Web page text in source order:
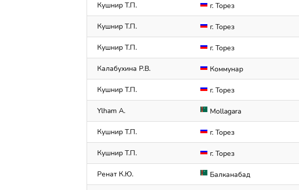
Кушнир Т.П. г. Торез
Кушнир Т.П. г. Торез
Кушнир Т.П. г. Торез
Калабухина Р.В. Коммунар
Кушнир Т.П. г. Торез
Ylham A. Mollagara
Кушнир Т.П. г. Торез
Кушнир Т.П. г. Торез
Ренат К.Ю. Балканабад